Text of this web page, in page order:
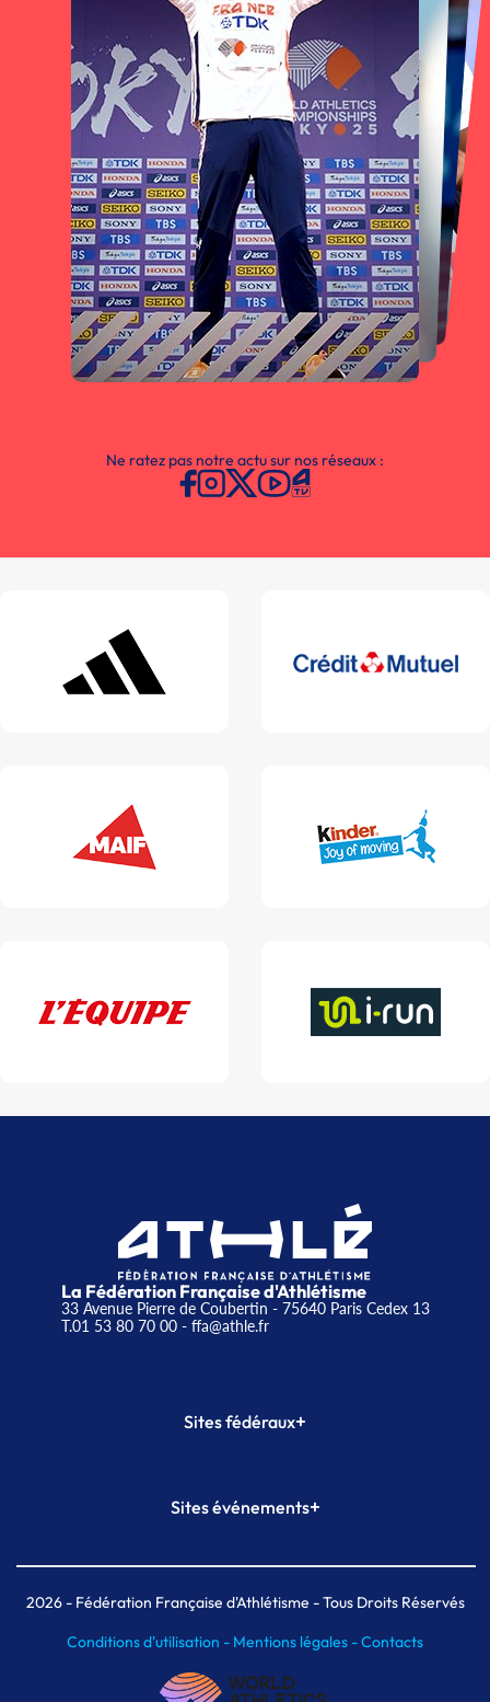
Ne ratez pas notre actu sur nos réseaux :
La Fédération Française d'Athlétisme
33 Avenue Pierre de Coubertin - 75640 Paris Cedex 13
T.01 53 80 70 00- ffa@athle.fr
Sites fédéraux+
Plateforme Formation
Sites événements+
Meeting de Paris indoor
MAIF Ekiden de Paris
2026- Fédération Française d'Athlétisme - Tous Droits Réservés
Conditions d'utilisation - Mentions légales -Contacts